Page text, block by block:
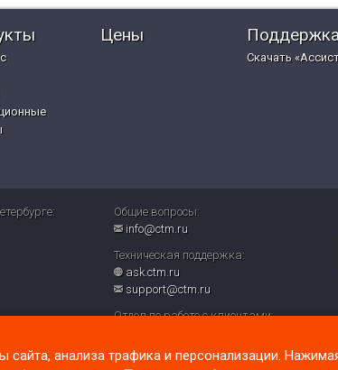
Цены
Скачать
Общие вопросы:
info@ctm.ru
Техническая поддержка:
ask.ctm.ru
support@ctm.ru
Отдел по работе с клиентами:
© ООО «СТМ» 2026
анализа трафика и персонализации.